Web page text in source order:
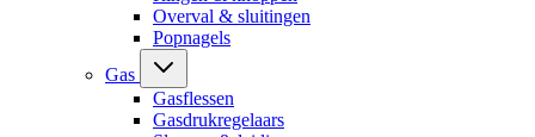
Overval & sluitingen
Popnagels
Gas
Gasflessen
Gasdrukregelaars